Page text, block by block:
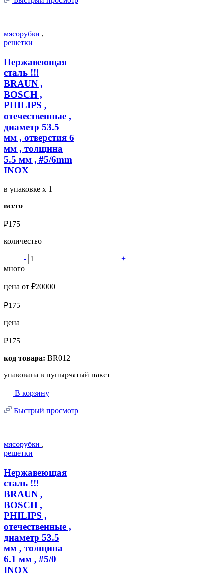
мясорубки ,
решетки
Нержавеющая
сталь !!!
BRAUN ,
BOSCH ,
PHILIPS ,
отечественные ,
диаметр 53.5
мм , отверстия 6
мм , толщина
5.5 мм , #5/6mm
INOX
в упаковке x 1
всего
₽175
количество
-
+
много
цена от ₽20000
₽175
цена
₽175
код товара: BR012
упакована в пупырчатый пакет
В корзину
Быстрый просмотр
мясорубки ,
решетки
Нержавеющая
сталь !!!
BRAUN ,
BOSCH ,
PHILIPS ,
отечественные ,
диаметр 53.5
мм , толщина
6.1 мм , #5/0
INOX